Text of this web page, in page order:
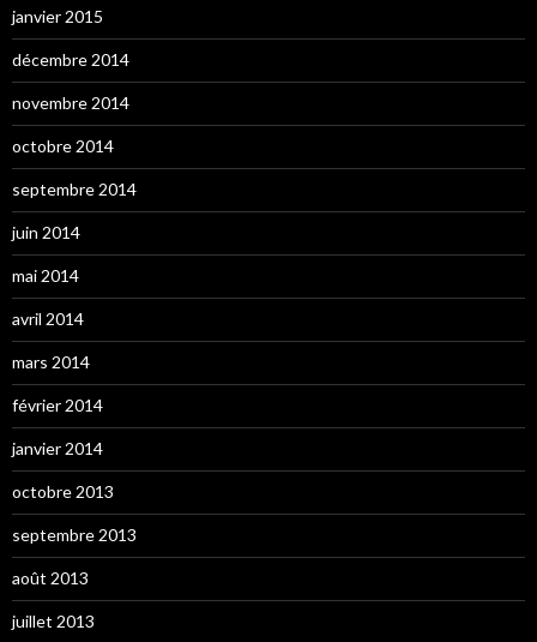
janvier 2015
décembre 2014
novembre 2014
octobre 2014
septembre 2014
juin 2014
mai 2014
avril 2014
mars 2014
février 2014
janvier 2014
octobre 2013
septembre 2013
août 2013
juillet 2013